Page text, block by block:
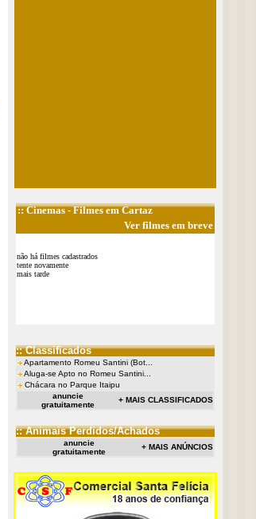
::Cinemas- Filmes em Cartaz
Ver filmes em breve
não há filmes cadastrados
tente novamente
mais tarde
:: Classificados
Apartamento Romeu Santini (Bot...
Aluga-se Apto no Romeu Santini...
Chácara no Parque Itaipu
anuncie
gratuitamente
+ MAIS CLASSIFICADOS
:: Animais Perdidos/Achados
anuncie
gratuitamente
+ MAIS ANÚNCIOS